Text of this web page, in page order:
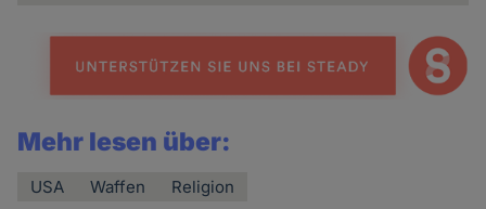
Mehr lesen über:
USA Waffen Religion